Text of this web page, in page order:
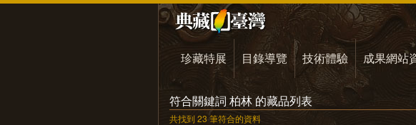
珍藏特展 目錄導覽 技術體驗 成果網站
符合關鍵詞 柏林 的藏品列表
共找到 23 筆符合的資料